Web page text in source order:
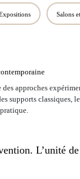
Salons
approches
supports classiques,
L’unité